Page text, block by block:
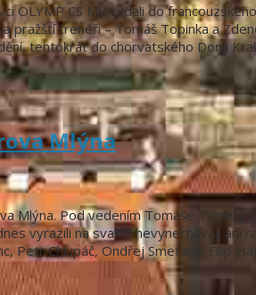
CS MV vydali do
pražští trenéři – Tomáš Topinka a
tentokrát do chorvatského Donji
Mlýna
Mlýna. Pod vedením Tomáše
vyrazili na svah a nevynechávají
Petr Chlupáč, Ondřej Smetana, Filip